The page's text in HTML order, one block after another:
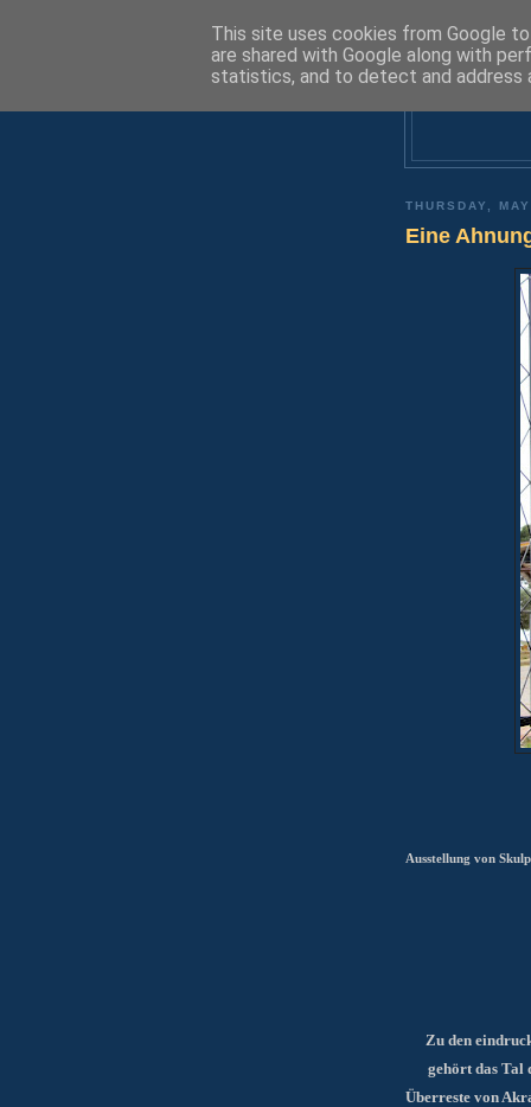
THURSDAY,
Eine
Ausstellung von
Zu den
gehört das Tal
Überreste von
This site uses cookies from Google
are shared with Google along with
statistics, and to detect and address